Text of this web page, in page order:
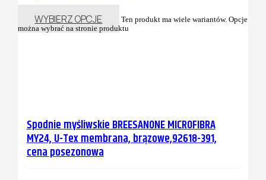
WYBIERZ OPCJE
Ten produkt ma wiele wariantów. Opcje
można wybrać na stronie produktu
Spodnie myśliwskie BREESANONE MICROFIBRA
MY24, U-Tex membrana, brązowe,92618-391,
cena posezonowa